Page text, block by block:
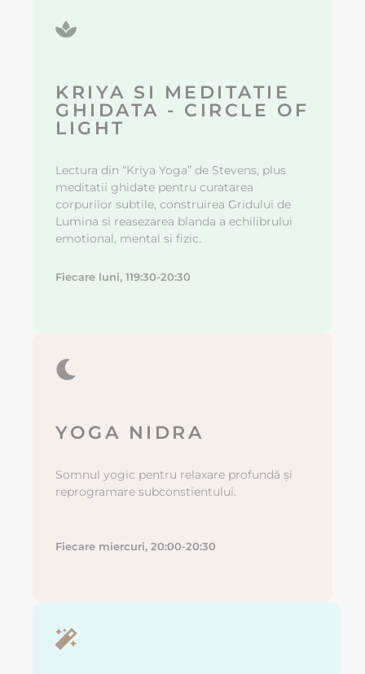
KRIYA SI MEDITATIE
GHIDATA - CIRCLE OF
LIGHT
Lectura din “Kriya Yoga” de Stevens, plus
meditatii ghidate pentru curatarea
corpurilor subtile, construirea Gridului de
Lumina si reasezarea blanda a echilibrului
emotional, mental si fizic.
Fiecare luni, 119:30-20:30
YOGA NIDRA
Somnul yogic pentru relaxare profundă și
reprogramare subconstientului.
Fiecare miercuri, 20:00-20:30